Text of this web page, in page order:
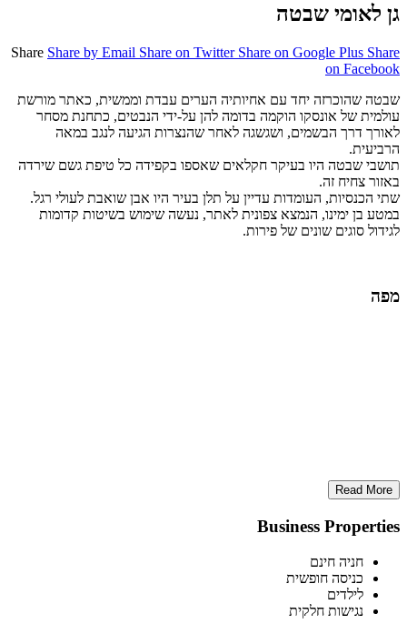
גן לאומי שבטה
Share Share by Email Share on Twitter Share on Google Plus Share
on Facebook
שבטה שהוכרזה יחד עם אחיותיה הערים עבדת וממשית, כאתר מורשת
עולמית של אונסקו הוקמה בדומה להן על-ידי הנבטים, כתחנת מסחר
לאורך דרך הבשמים, ושגשגה לאחר שהנצרות הגיעה לנגב במאה
הרביעית.
תושבי שבטה היו בעיקר חקלאים שאספו בקפידה כל טיפת גשם שירדה
באזור צחיח זה.
שתי הכנסיות, העומדות עדיין על תלן בעיר היו אבן שואבת לעולי רגל.
במטע בן ימינו, הנמצא צפונית לאתר, נעשה שימוש בשיטות קדומות
לגידול סוגים שונים של פירות.
מפה
Read More
Business Properties
חניה חינם
כניסה חופשית
לילדים
נגישות חלקית